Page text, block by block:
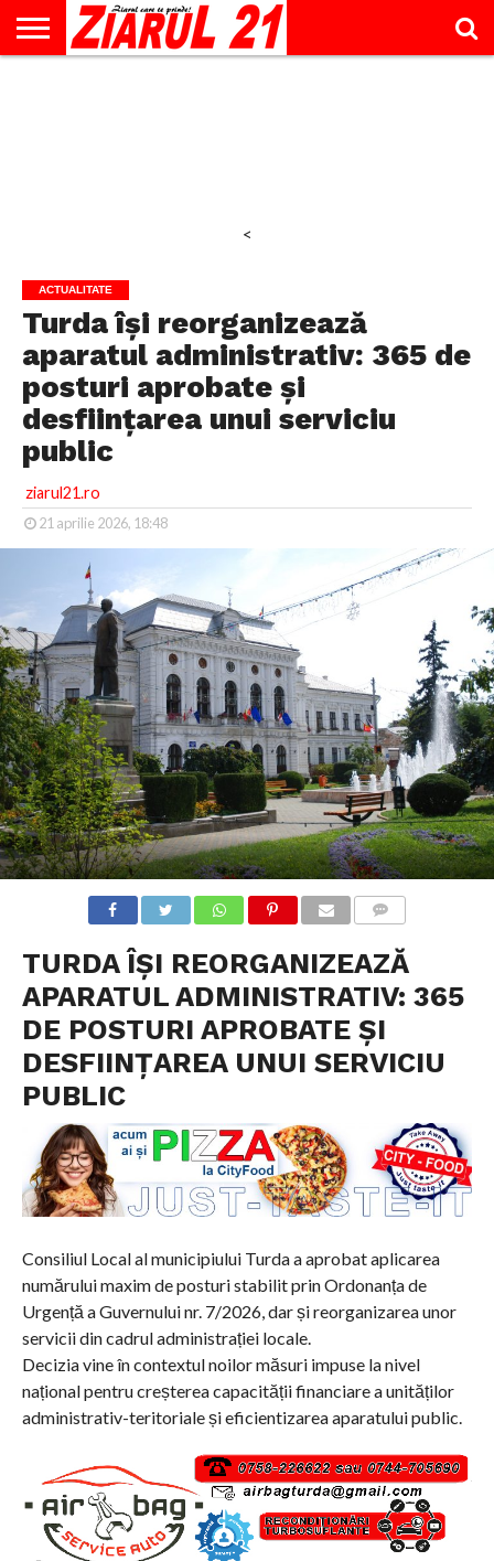
<
ACTUALITATE
Turda își reorganizează
aparatul administrativ: 365 de
posturi aprobate și
desființarea unui serviciu
public
ziarul21.ro
21 aprilie 2026, 18:48
TURDA ÎȘI REORGANIZEAZĂ
APARATUL ADMINISTRATIV: 365
DE POSTURI APROBATE ȘI
DESFIINȚAREA UNUI SERVICIU
PUBLIC
Consiliul Local al municipiului Turda a aprobat aplicarea
numărului maxim de posturi stabilit prin Ordonanța de
Urgență a Guvernului nr. 7/2026, dar și reorganizarea unor
servicii din cadrul administrației locale.
Decizia vine în contextul noilor măsuri impuse la nivel
național pentru creșterea capacității financiare a unităților
administrativ-teritoriale și eficientizarea aparatului public.